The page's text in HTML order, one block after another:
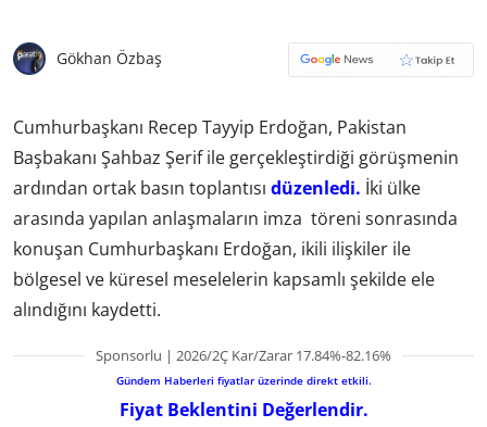
Gökhan Özbaş
Cumhurbaşkanı Recep Tayyip Erdoğan, Pakistan
Başbakanı Şahbaz Şerif ile gerçekleştirdiği görüşmenin
ardından ortak basın toplantısı düzenledi. İki ülke
arasında yapılan anlaşmaların imza töreni sonrasında
konuşan Cumhurbaşkanı Erdoğan, ikili ilişkiler ile
bölgesel ve küresel meselelerin kapsamlı şekilde ele
alındığını kaydetti.
Sponsorlu | 2026/2Ç Kar/Zarar 17.84%-82.16%
Gündem Haberleri fiyatlar üzerinde direkt etkili.
Fiyat Beklentini Değerlendir.